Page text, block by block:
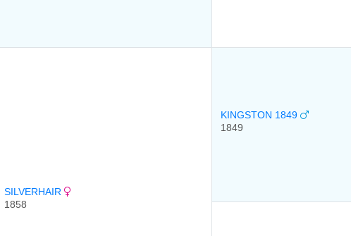
SILVERHAIR
1858
KINGSTON 1849
1849